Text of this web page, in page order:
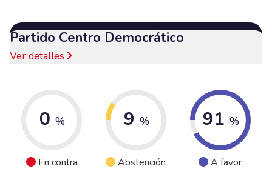
Partido Centro Democrático
Ver detalles
0 %
En contra
9 %
Abstención
91 %
A favor